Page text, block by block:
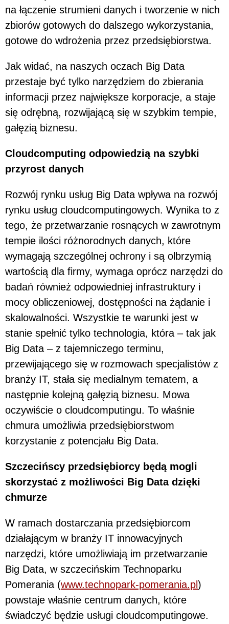
na łączenie strumieni danych i tworzenie w nich
zbiorów gotowych do dalszego wykorzystania,
gotowe do wdrożenia przez przedsiębiorstwa.
Jak widać, na naszych oczach Big Data
przestaje być tylko narzędziem do zbierania
informacji przez największe korporacje, a staje
się odrębną, rozwijającą się w szybkim tempie,
gałęzią biznesu.
Cloudcomputing odpowiedzią na szybki
przyrost danych
Rozwój rynku usług Big Data wpływa na rozwój
rynku usług cloudcomputingowych. Wynika to z
tego, że przetwarzanie rosnących w zawrotnym
tempie ilości różnorodnych danych, które
wymagają szczególnej ochrony i są olbrzymią
wartością dla firmy, wymaga oprócz narzędzi do
badań również odpowiedniej infrastruktury i
mocy obliczeniowej, dostępności na żądanie i
skalowalności. Wszystkie te warunki jest w
stanie spełnić tylko technologia, która – tak jak
Big Data – z tajemniczego terminu,
przewijającego się w rozmowach specjalistów z
branży IT, stała się medialnym tematem, a
następnie kolejną gałęzią biznesu. Mowa
oczywiście o cloudcomputingu. To właśnie
chmura umożliwia przedsiębiorstwom
korzystanie z potencjału Big Data.
Szczecińscy przedsiębiorcy będą mogli
skorzystać z możliwości Big Data dzięki
chmurze
W ramach dostarczania przedsiębiorcom
działającym w branży IT innowacyjnych
narzędzi, które umożliwiają im przetwarzanie
Big Data, w szczecińskim Technoparku
Pomerania (www.technopark-pomerania.pl)
powstaje właśnie centrum danych, które
świadczyć będzie usługi cloudcomputingowe.